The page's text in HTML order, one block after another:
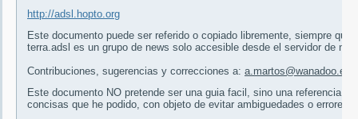
http://adsl.hopto.org
Este documento puede ser referido o copiado libremente, siempre que
terra.adsl es un grupo de news solo accesible desde el servidor de
Contribuciones, sugerencias y correcciones a: a.martos@wanadoo.es
Este documento NO pretende ser una guia facil, sino una referencia
concisas que he podido, con objeto de evitar ambiguedades o errores